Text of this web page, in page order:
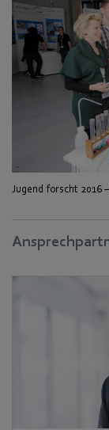
Jugend forscht 2016